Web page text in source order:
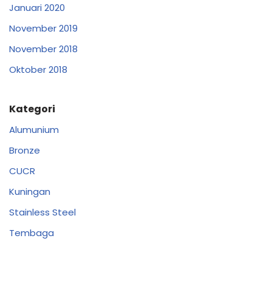
Januari 2020
November 2019
November 2018
Oktober 2018
Kategori
Alumunium
Bronze
CUCR
Kuningan
Stainless Steel
Tembaga